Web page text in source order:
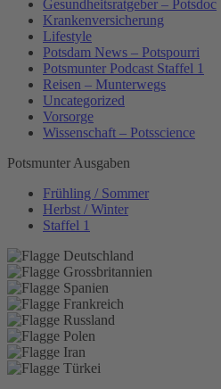
Gesundheitsratgeber – Potsdoc
Krankenversicherung
Lifestyle
Potsdam News – Potspourri
Potsmunter Podcast Staffel 1
Reisen – Munterwegs
Uncategorized
Vorsorge
Wissenschaft – Potsscience
Potsmunter Ausgaben
Frühling / Sommer
Herbst / Winter
Staffel 1